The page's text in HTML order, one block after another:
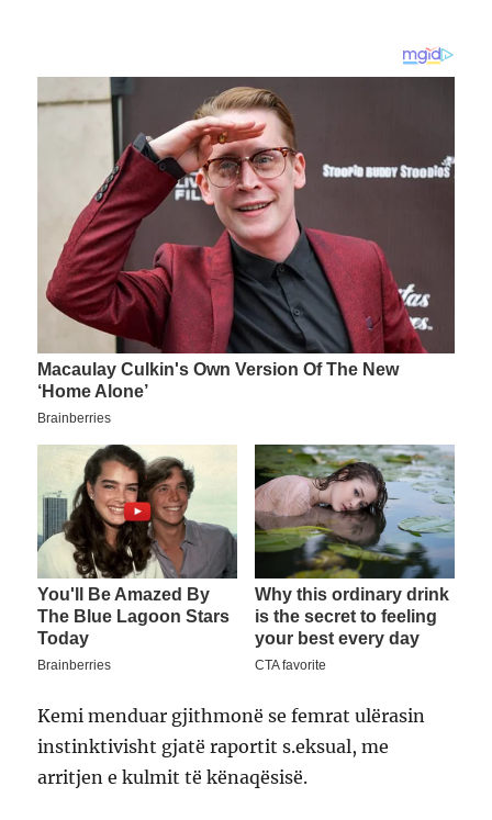
Kemi menduar gjithmonë se femrat ulërasin
instinktivisht gjatë raportit s.eksual, me
arritjen e kulmit të kënaqësisë.